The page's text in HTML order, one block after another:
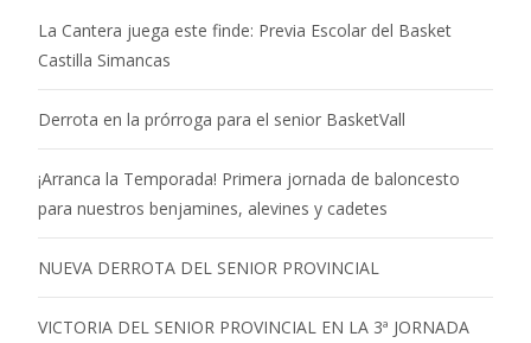
La Cantera juega este finde: Previa Escolar del Basket
Castilla Simancas
Derrota en la prórroga para el senior BasketVall
¡Arranca la Temporada! Primera jornada de baloncesto
para nuestros benjamines, alevines y cadetes
NUEVA DERROTA DEL SENIOR PROVINCIAL
VICTORIA DEL SENIOR PROVINCIAL EN LA 3ª JORNADA